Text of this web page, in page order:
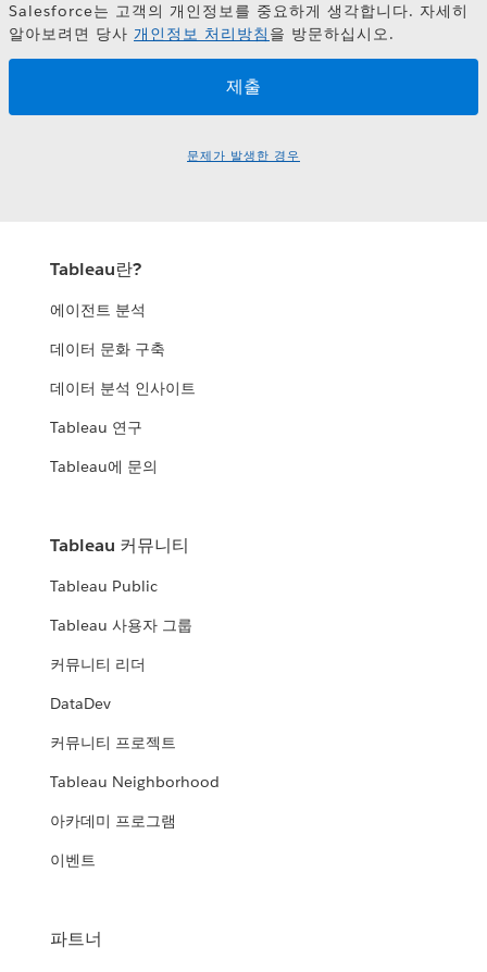
Salesforce는 고객의 개인정보를 중요하게 생각합니다. 자세히
알아보려면 당사 개인정보 처리방침 을 방문하십시오.
문제가 발생한 경우
Tableau란?
에이전트 분석
데이터 문화 구축
데이터 분석 인사이트
Tableau 연구
Tableau에 문의
Tableau 커뮤니티
Tableau Public
Tableau 사용자 그룹
커뮤니티 리더
DataDev
커뮤니티 프로젝트
Tableau Neighborhood
아카데미 프로그램
이벤트
파트너